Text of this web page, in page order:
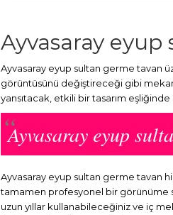
Ayvasaray
Ayvasaray eyup sultan germe tavan
görüntüsünü değiştireceği gibi
yansıtacak, etkili bir tasarım eşliğinde
Ayvasaray eyup
Ayvasaray eyup sultan germe tavan
tamamen profesyonel bir görünüme
uzun yıllar kullanabileceğiniz ve iç